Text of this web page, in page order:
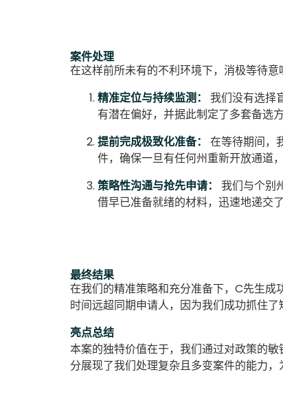
案件处理
在这样前所未有的不利环境下，消极等待
精准定位与持续监测：
我们没有选择
有潜在偏好，并据此制定了多套备选方
提前完成极致化准备：
在等待期间，
件，确保一旦有任何州重新开放通道
策略性沟通与抢先申请：
我们与个别
借早已准备就绪的材料，迅速地递交
最终结果
在我们的精准策略和充分准备下，C先生
时间远超同期申请人，因为我们成功抓住了
亮点总结
本案的独特价值在于，我们通过对政策的
分展现了我们处理复杂且多变案件的能力，